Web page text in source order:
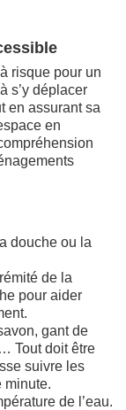
risque pour un
s’y déplacer
en assurant sa
en
douche ou la
de la
pour aider
gant de
Tout doit être
suivre les
minute.
de l’eau.